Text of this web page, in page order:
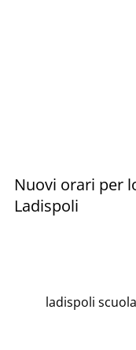
ladispoli
Nuovi orari per
Ladispoli